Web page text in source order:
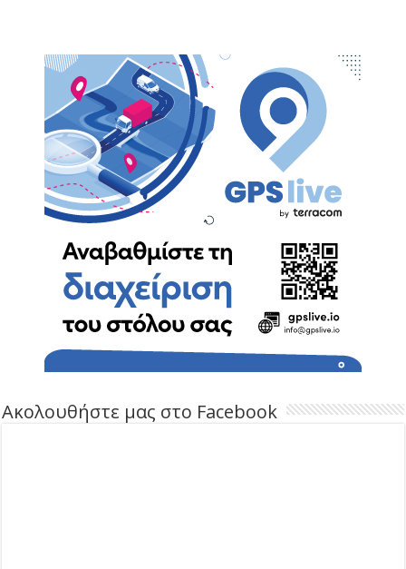
Ακολουθήστε μας στο Facebook